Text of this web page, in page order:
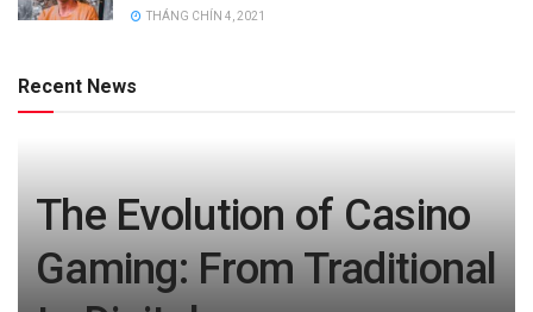
THÁNG CHÍN 4, 2021
Recent News
The Evolution of Casino
Gaming: From Traditional